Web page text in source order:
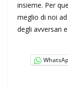
insieme. Per
meglio di noi
degli avversari